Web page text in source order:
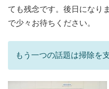
ても残念です。後日になり
で少々お待ちください。
もう一つの話題は掃除を